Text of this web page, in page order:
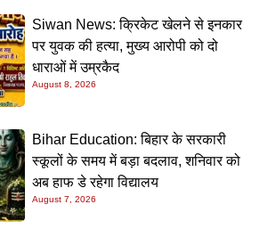
Siwan News: क्रिकेट खेलने से इनकार
पर युवक की हत्या, मुख्य आरोपी को दो
धाराओं में उम्रकैद
August 8, 2026
Bihar Education: बिहार के सरकारी
स्कूलों के समय में बड़ा बदलाव, शनिवार को
अब हाफ डे रहेगा विद्यालय
August 7, 2026